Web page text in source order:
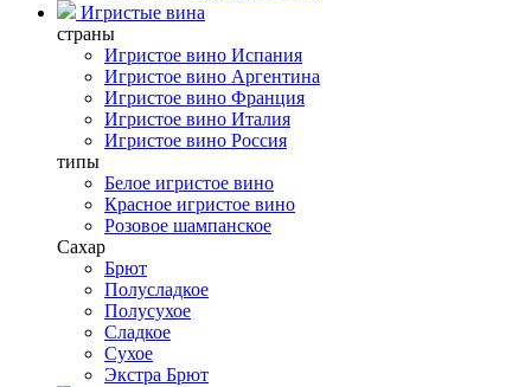
Игристые вина
страны
Игристое вино Испания
Игристое вино Аргентина
Игристое вино Франция
Игристое вино Италия
Игристое вино Россия
типы
Белое игристое вино
Красное игристое вино
Розовое шампанское
Сахар
Брют
Полусладкое
Полусухое
Сладкое
Сухое
Экстра Брют